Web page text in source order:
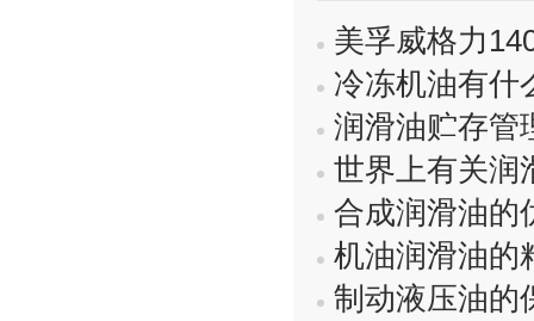
美孚威格力1405及
冷冻机油有什
润滑油贮存管
世界上有关润
合成润滑油的
机油润滑油的
制动液压油的